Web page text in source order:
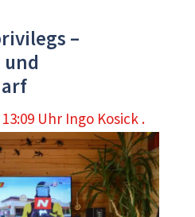
–
Uhr Ingo Kosick .